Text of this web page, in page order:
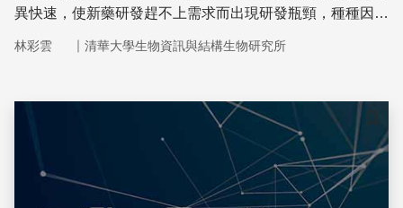
異快速，使新藥研發趕不上需求而出現研發瓶頸，種種因素
林彩雲 ｜ 清華大學生物資訊與結構生物研究所
儲存